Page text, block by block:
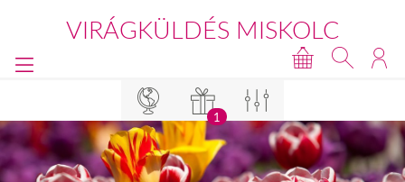
VIRÁGKÜLDÉS MISKOLC
1